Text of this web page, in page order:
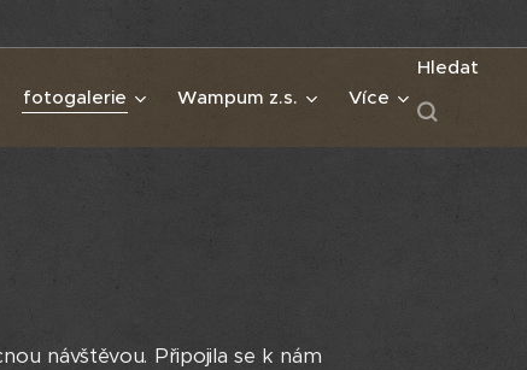
fotogalerie Wampum z.s. Více
Hledat
návštěvou. Připojila se k nám